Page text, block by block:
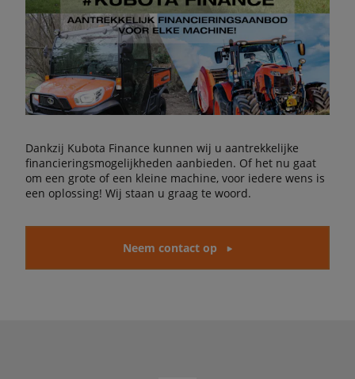
Dankzij Kubota Finance kunnen wij u aantrekkelijke
financieringsmogelijkheden aanbieden. Of het nu gaat
om een grote of een kleine machine, voor iedere wens is
een oplossing! Wij staan u graag te woord.
Neem contact op